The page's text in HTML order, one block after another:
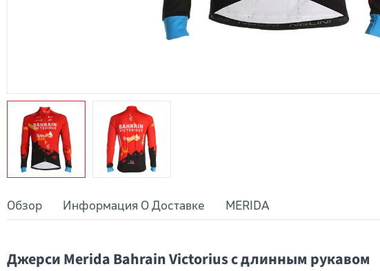
Обзор Информация О Доставке MERIDA
Джерси Merida Bahrain Victorius с длинным рукавом